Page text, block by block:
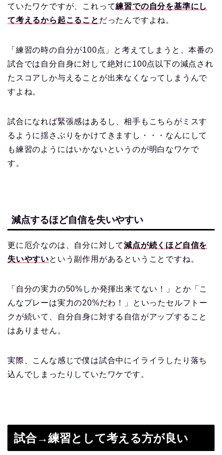
ていたワケですが、これって練習での自分を基準にし
て考えるから起こること だったんですよね。
「練習の時の自分が100点」と考えてしまうと、本番の
試合では自分自身に対して絶対に100点以下の減点され
たスコアしか与えることが出来なくなってしまうんで
すよね。
試合になれば緊張感はあるし、相手もこちらがミスす
るように揺さぶりをかけてきますし・・・なんにして
も練習のようにはいかないというのが明白なワケで
す。
減点するほど自信を失いやすい
更に厄介なのは、自分に対して減点が続くほど自信を
失いやすいという副作用があるということですね。
「自分の実力の50%しか発揮出来てない！」とか「こ
んなプレーは実力の20%だわ！」といったセルフトー
クが続いて、自分自身に対する自信がアップすること
はありません。
実際、こんな感じで僕は試合中にイライラしたり落ち
込んでしまったりしていたワケです。
試合→練習として考える方が良い